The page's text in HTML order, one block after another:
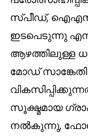
സ്പീഡ്,
ഇടപെടുന്നു
ആഴത്തിലുള്ള
മോഡ്
സൂക്ഷ്മമായ
നൽകുന്നു,